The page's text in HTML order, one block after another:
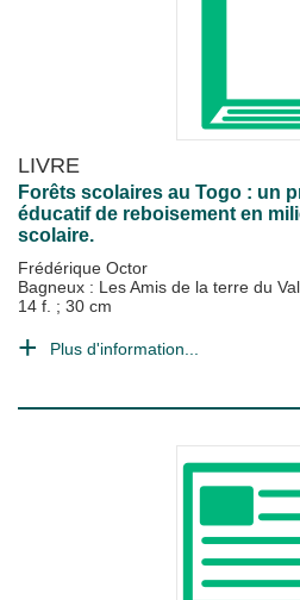
LIVRE
Forêts scolaires au Togo : un
éducatif de reboisement en
scolaire.
Frédérique Octor
Bagneux : Les Amis de la terre du
14 f. ; 30 cm
Plus d'information...